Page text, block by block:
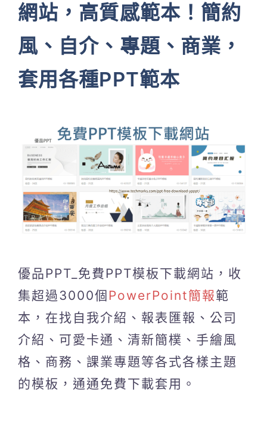
網站，高質感範本！簡約
風、自介、專題、商業，
套用各種PPT範本
優品PPT_免費PPT模板下載網站，收
集超過3000個PowerPoint簡報範
本，在找自我介紹、報表匯報、公司
介紹、可愛卡通、清新簡樸、手繪風
格、商務、課業專題等各式各樣主題
的模板，通通免費下載套用。